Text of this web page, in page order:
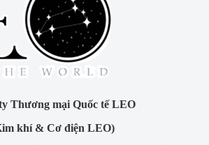
Thương mại Quốc tế LEO
khí & Cơ điện LEO)